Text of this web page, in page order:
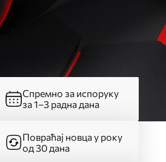
Спремно за испоруку
за 1–3 радна дана
Повраћај новца у року
од 30 дана